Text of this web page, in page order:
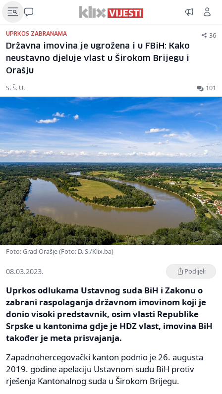
UPRKOS ZABRANAMA 36
Državna imovina je ugrožena i u FBiH: Kako
neustavno djeluje vlast u Širokom Brijegu i
Orašju
S. Š. U. 101
Foto: Grad Orašje (Foto: D. S./Klix.ba)
08.03.2023. Podijeli
Uprkos odlukama Ustavnog suda BiH i Zakonu o
zabrani raspolaganja državnom imovinom koji je
donio visoki predstavnik, osim vlasti Republike
Srpske u kantonima gdje je HDZ vlast, imovina BiH
također je meta prisvajanja.
Zapadnohercegovački kanton podnio je 26. augusta
2019. godine apelaciju Ustavnom sudu BiH protiv
rješenja Kantonalnog suda u Širokom Brijegu.